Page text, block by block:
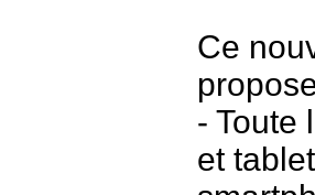
Ce
- Toute
et